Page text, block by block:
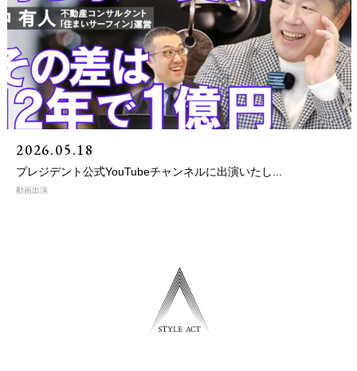
2026.05.18
プレジデント公式YouTubeチャンネルに出演いたし...
動画出演